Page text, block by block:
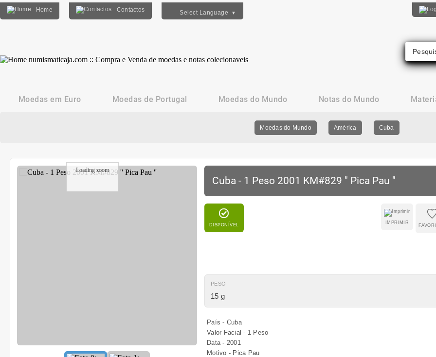
Home Contactos Select Language ▼
Moedas em Euro Moedas de Portugal Moedas do Mundo Notas do Mundo
Moedas do Mundo América Cuba
Loading zoom
Cuba - 1 Peso 2001 KM#829 " Pica Pau "
DISPONÍVEL IMPRIMIR
PESO
15 g
País - Cuba
Valor Facial - 1 Peso
Data - 2001
Motivo - Pica Pau